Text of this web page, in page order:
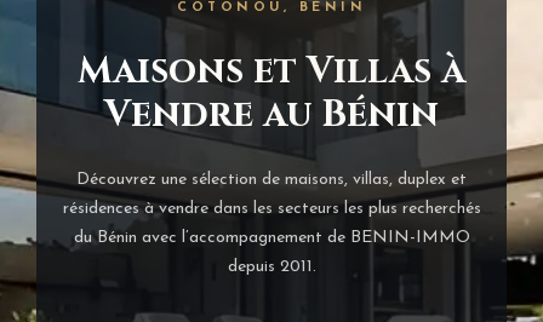
COTONOU, BÉNIN
Maisons et Villas à
Vendre au Bénin
Découvrez une sélection de maisons, villas, duplex et
résidences à vendre dans les secteurs les plus recherchés
du Bénin avec l’accompagnement de BENIN-IMMO
depuis 2011.